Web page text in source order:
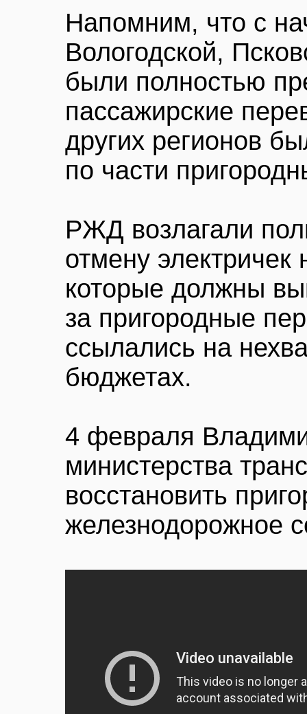
Напомним, что с
Вологодской,
были полностью
пассажирские
других регионов
по части
РЖД возлагали
отмену
которые должны
за пригородные
ссылались на
бюджетах.
4 февраля
министерства
восстановить
железнодорожное